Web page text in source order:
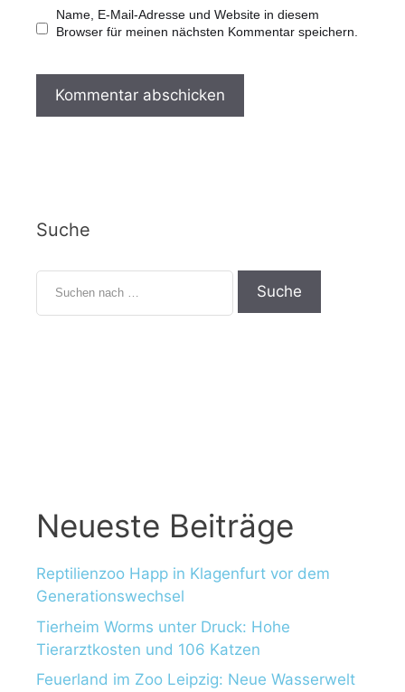
Name, E-Mail-Adresse und Website in diesem
Browser für meinen nächsten Kommentar speichern.
Suche
Neueste Beiträge
Reptilienzoo Happ in Klagenfurt vor dem
Generationswechsel
Tierheim Worms unter Druck: Hohe
Tierarztkosten und 106 Katzen
Feuerland im Zoo Leipzig: Neue Wasserwelt